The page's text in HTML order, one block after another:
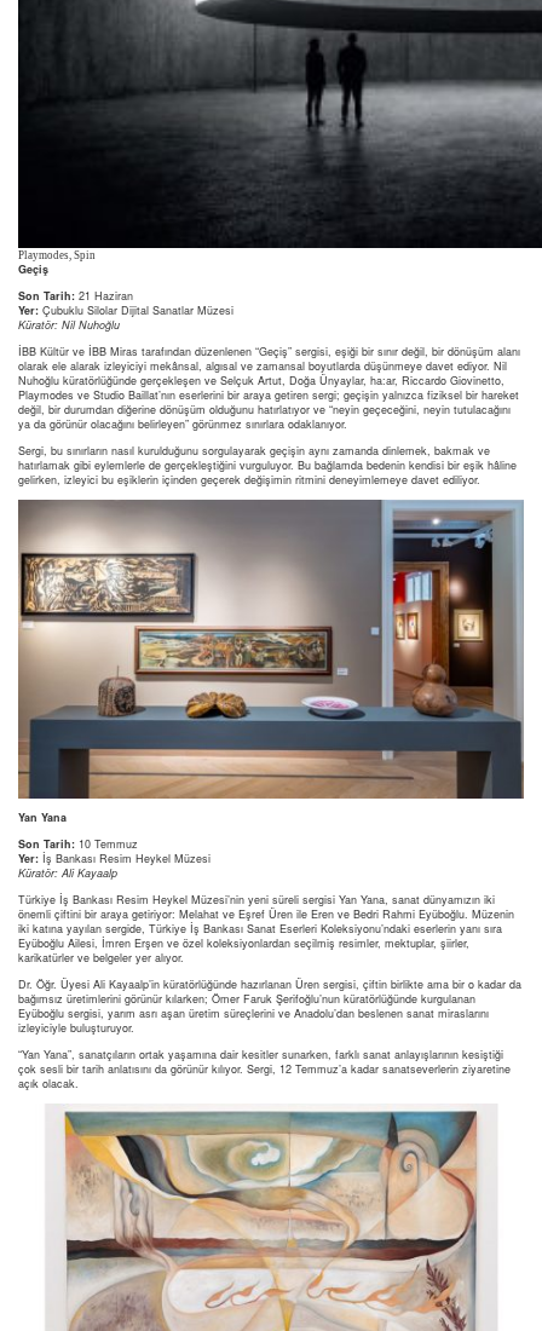
Playmodes, Spin
Geçiş
Son Tarih: 21 Haziran
Yer: Çubuklu Silolar Dijital Sanatlar Müzesi
Küratör: Nil Nuhoğlu
İBB Kültür ve İBB Miras tarafından düzenlenen “Geçiş” sergisi, eşiği bir sınır değil, bir dönüşüm alanı
olarak ele alarak izleyiciyi mekânsal, algısal ve zamansal boyutlarda düşünmeye davet ediyor. Nil
Nuhoğlu küratörlüğünde gerçekleşen ve Selçuk Artut, Doğa Ünyaylar, ha:ar, Riccardo Giovinetto,
Playmodes ve Studio Baillat’nın eserlerini bir araya getiren sergi; geçişin yalnızca fiziksel bir hareket
değil, bir durumdan diğerine dönüşüm olduğunu hatırlatıyor ve “neyin geçeceğini, neyin tutulacağını
ya da görünür olacağını belirleyen” görünmez sınırlara odaklanıyor.
Sergi, bu sınırların nasıl kurulduğunu sorgulayarak geçişin aynı zamanda dinlemek, bakmak ve
hatırlamak gibi eylemlerle de gerçekleştiğini vurguluyor. Bu bağlamda bedenin kendisi bir eşik hâline
gelirken, izleyici bu eşiklerin içinden geçerek değişimin ritmini deneyimlemeye davet ediliyor.
Yan Yana
Son Tarih: 10 Temmuz
Yer: İş Bankası Resim Heykel Müzesi
Küratör: Ali Kayaalp
Türkiye İş Bankası Resim Heykel Müzesi’nin yeni süreli sergisi Yan Yana, sanat dünyamızın iki
önemli çiftini bir araya getiriyor: Melahat ve Eşref Üren ile Eren ve Bedri Rahmi Eyüboğlu. Müzenin
iki katına yayılan sergide, Türkiye İş Bankası Sanat Eserleri Koleksiyonu’ndaki eserlerin yanı sıra
Eyüboğlu Ailesi, İmren Erşen ve özel koleksiyonlardan seçilmiş resimler, mektuplar, şiirler,
karikatürler ve belgeler yer alıyor.
Dr. Öğr. Üyesi Ali Kayaalp’in küratörlüğünde hazırlanan Üren sergisi, çiftin birlikte ama bir o kadar da
bağımsız üretimlerini görünür kılarken; Ömer Faruk Şerifoğlu’nun küratörlüğünde kurgulanan
Eyüboğlu sergisi, yarım asrı aşan üretim süreçlerini ve Anadolu’dan beslenen sanat miraslarını
izleyiciyle buluşturuyor.
“Yan Yana”, sanatçıların ortak yaşamına dair kesitler sunarken, farklı sanat anlayışlarının kesiştiği
çok sesli bir tarih anlatısını da görünür kılıyor. Sergi, 12 Temmuz’a kadar sanatseverlerin ziyaretine
açık olacak.